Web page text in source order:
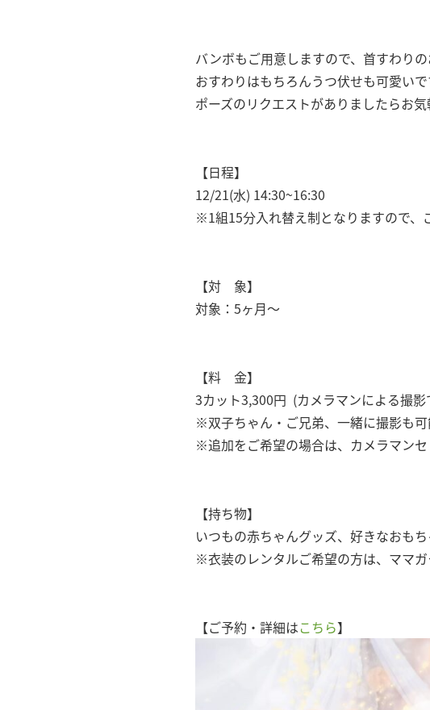
バンボもご用意しますので、首すわりの
おすわりはもちろんうつ伏せも可愛いで
ポーズのリクエストがありましたらお
【日程】
12/21(水) 14:30~16:30
※1組15分入れ替え制となりますので、
【対 象】
対象：5ヶ月〜
【料 金】
3カット3,300円 (カメラマンによる撮影
※双子ちゃん・ご兄弟、一緒に撮影も可
※追加をご希望の場合は、カメラマン
【持ち物】
いつもの赤ちゃんグッズ、好きなおも
※衣装のレンタルご希望の方は、ママガ
【ご予約・詳細はこちら】